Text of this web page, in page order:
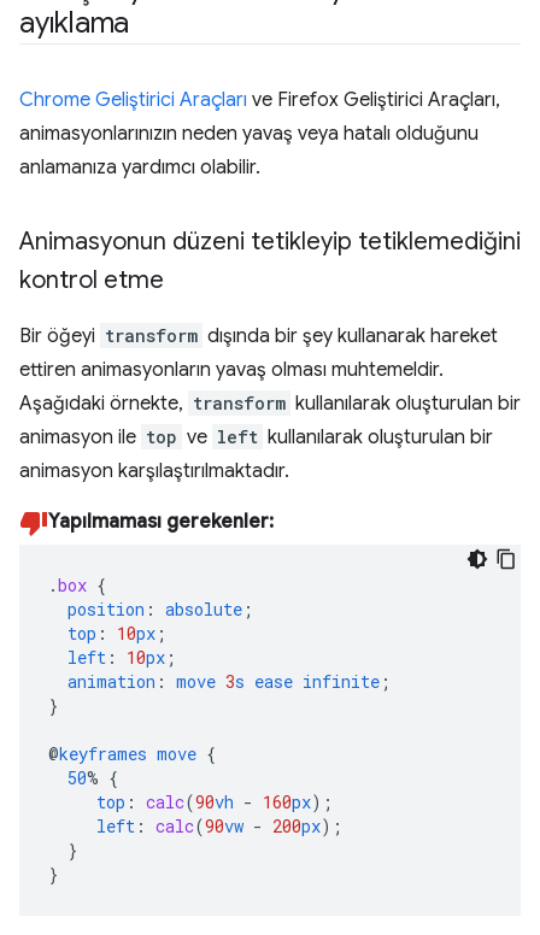
ayıklama
Chrome Geliştirici Araçları ve Firefox Geliştirici Araçları,
animasyonlarınızın neden yavaş veya hatalı olduğunu
anlamanıza yardımcı olabilir.
Animasyonun düzeni tetikleyip tetiklemediğini
kontrol etme
Bir öğeyi transform dışında bir şey kullanarak hareket
ettiren animasyonların yavaş olması muhtemeldir.
Aşağıdaki örnekte, transform kullanılarak oluşturulan bir
animasyon ile top ve left kullanılarak oluşturulan bir
animasyon karşılaştırılmaktadır.
Yapılmaması gerekenler:
.box {
position : absolute ;
top : 10px ;
left : 10px ;
animation : move 3s ease infinite ;
}
@keyframes move {
50% {
top : calc(90vh - 160px);
left : calc(90vw - 200px);
}
}